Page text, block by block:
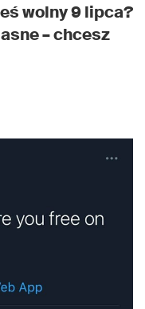
wolny 9 lipca?
– chcesz